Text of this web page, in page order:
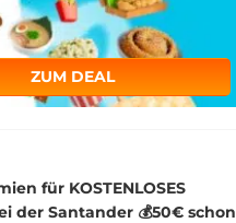
ZUM DEAL
für KOSTENLOSES
der Santander 💰50€ schon